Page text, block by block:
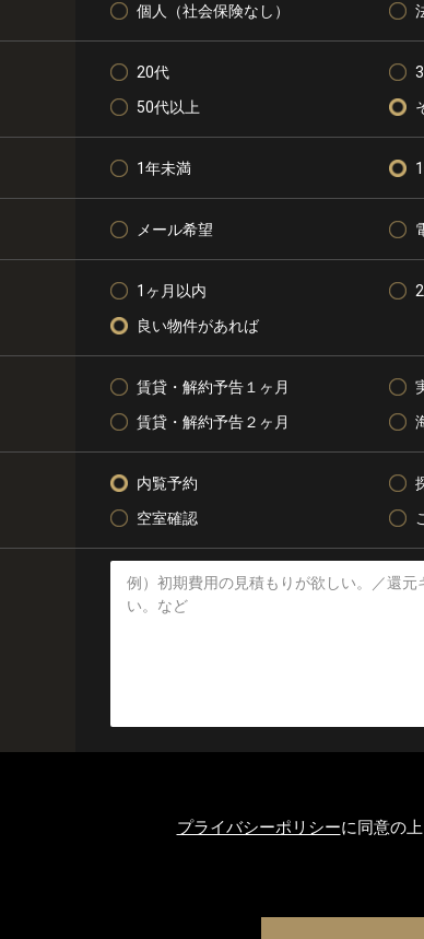
個人（社会保険なし）
20代
50代以上
1年未満
メール希望
1ヶ月以内
良い物件があれば
賃貸・解約予告１ヶ月
賃貸・解約予告２ヶ月
内覧予約
空室確認
プライバシーポリシーに同意の